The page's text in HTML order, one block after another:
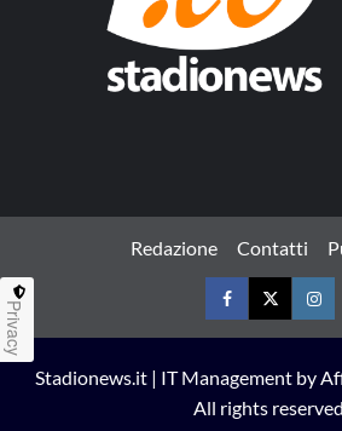
Redazione Contatti
FacebookTwitter
Stadionews.it | IT Management by
All rights
Privacy